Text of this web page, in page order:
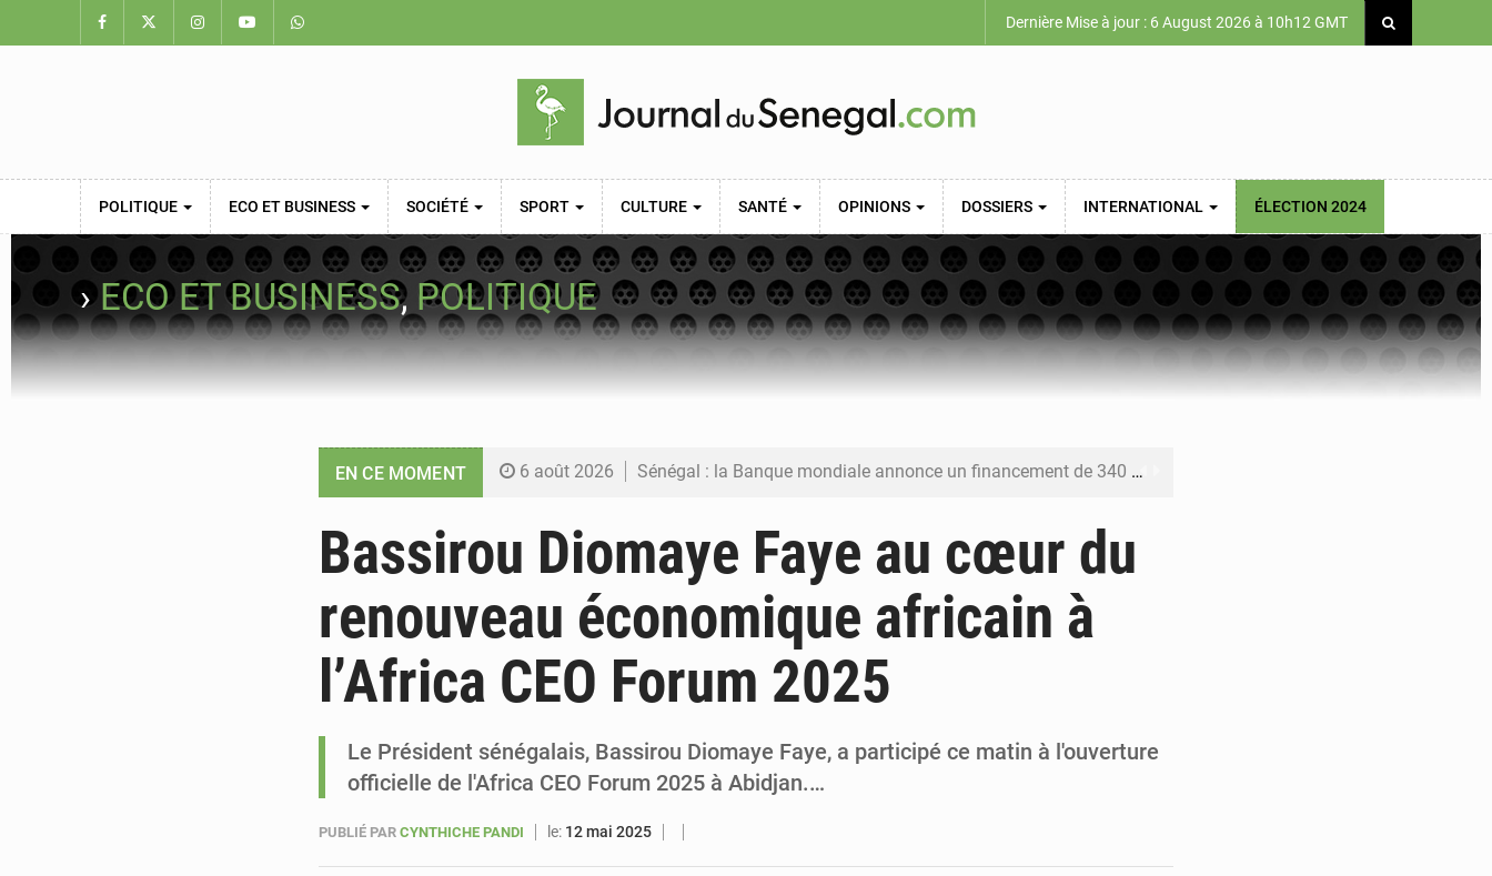
Dernière Mise à jour : 6 August 2026 à 10h12 GMT
POLITIQUE ECO ET BUSINESS SOCIÉTÉ SPORT CULTURE SANTÉ OPINIONS DOSSIERS INTERNATIONAL ÉLECTION 2024
›ECO ET BUSINESS, POLITIQUE
EN CE MOMENT 6 août 2026 Sénégal : la Banque mondiale annonce un financement de 340 milliards FCFA pour soutenir les priorités de la Vision Sénégal 2050
5 août 2026 Sénégal : les subventions à l’énergie bondissent à 729 milliards FCFA pour contenir les prix des carburants et de l’électricité
5 août 2026 Sénégal : le niveau du fleuve Sénégal poursuit sa montée à Podor, les autorités appellent à la vigilance
5 août 2026 Sénégal : Ousmane Diagne prêtera serment le 11 août comme président du Conseil constitutionnel
Bassirou Diomaye Faye au cœur du
renouveau économique africain à
l’Africa CEO Forum 2025
Le Président sénégalais, Bassirou Diomaye Faye, a participé ce matin à l'ouverture
officielle de l'Africa CEO Forum 2025 à Abidjan.…
PUBLIÉ PAR CYNTHICHE PANDI le: 12 mai 2025